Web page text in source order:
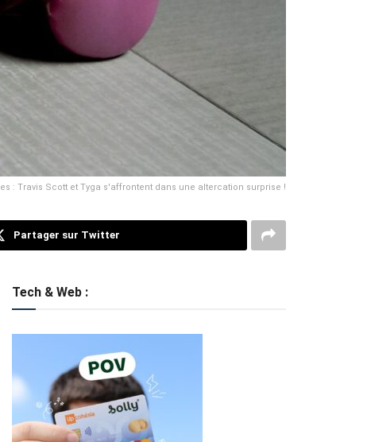
: Travis Scott et Tyga s'affrontent dans une altercation surprise !
Partager sur Twitter
Tech & Web :